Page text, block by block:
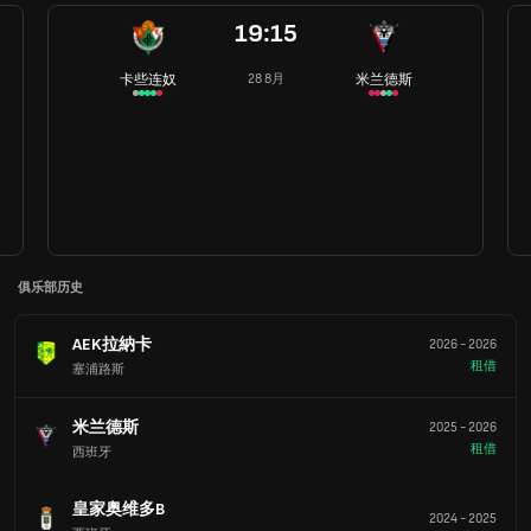
卡些连奴
19:15
28 8月 米兰德斯
俱乐部历史
AEK拉納卡
塞浦路斯
2026-2026
租借
米兰德斯
西班牙
2025 -2026
租借
皇家奥维多B 2024-2025